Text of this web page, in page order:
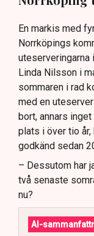
En markis med
Norrköpings
uteserveringarna
Linda Nilsson i
sommaren i rad
med en
bort, annars
plats i över tio
godkänd sedan
– Dessutom har
två senaste
nu?
AI-